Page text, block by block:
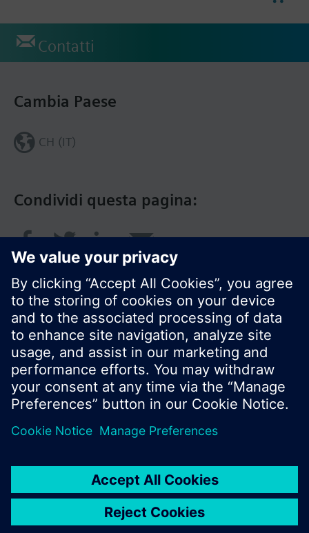
Contatti
Condividi questa pagina:
Cambia Paese
CH (IT)
© Siemens Switzerland Ltd. 2018
I prodotti e i pressi possono variare a seconda del
Termini d'utilizzo